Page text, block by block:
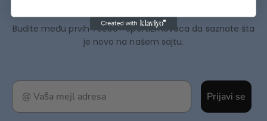
Prijavi se
Budite među prvih 75000+ Sportizmovaca da saznate šta
je novo na našem sajtu.